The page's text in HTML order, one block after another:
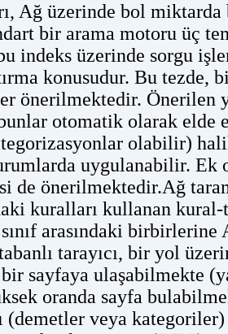
Ağ üzerinde bol
bir arama motoru üç
indeks üzerinde sorgu
konusudur. Bu tezde,
önerilmektedir. Önerilen
otomatik olarak elde
olabilir)
uygulanabilir. Ek
de önerilmektedir.Ağ
kuralları kullanan
arasındaki birbirlerine
tarayıcı, bir yol
sayfaya ulaşabilmekte
oranda sayfa
(demetler veya